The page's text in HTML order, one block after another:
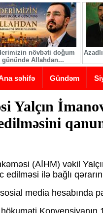
növbəti doğum
günündə Allahdan...
səhifə Gündəm
Yalçın
(AİHM) vəkil
ilə bağlı
media hesabında